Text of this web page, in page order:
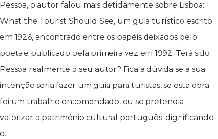
Pessoa, o autor falou mais detidamente sobre Lisboa:
What the Tourist Should See, um guia turístico escrito
em 1926, encontrado entre os papéis deixados pelo
poeta e publicado pela primeira vez em 1992. Terá sido
Pessoa realmente o seu autor? Fica a dúvida se a sua
intenção seria fazer um guia para turistas, se esta obra
foi um trabalho encomendado, ou se pretendia
valorizar o património cultural português, dignificando-
o.